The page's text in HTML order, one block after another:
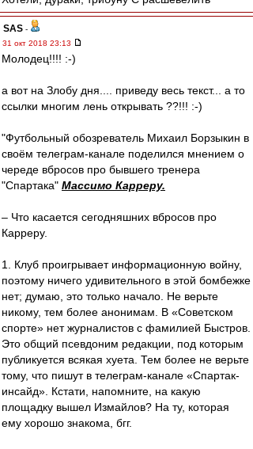
SAS -
31 окт 2018 23:13
Молодец!!!! :-)
а вот на Злобу дня.... приведу весь текст... а то
ссылки многим лень открывать ??!!! :-)
"Футбольный обозреватель Михаил Борзыкин в
своём телеграм-канале поделился мнением о
череде вбросов про бывшего тренера
"Спартака" Массимо Карреру.
– Что касается сегодняшних вбросов про
Карреру.
1. Клуб проигрывает информационную войну,
поэтому ничего удивительного в этой бомбежке
нет; думаю, это только начало. Не верьте
никому, тем более анонимам. В «Советском
спорте» нет журналистов с фамилией Быстров.
Это общий псевдоним редакции, под которым
публикуется всякая хуета. Тем более не верьте
тому, что пишут в телеграм-канале «Спартак-
инсайд». Кстати, напомните, на какую
площадку вышел Измайлов? На ту, которая
ему хорошо знакома, бгг.